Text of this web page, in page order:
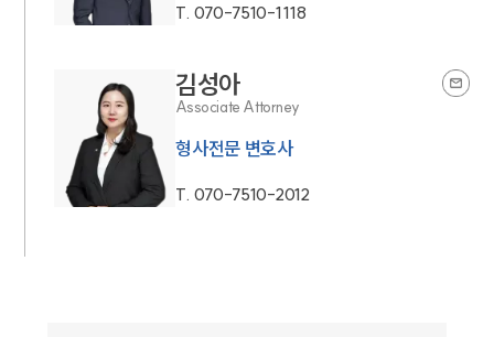
T. 070-7510-1118
김성아
Associate Attorney
형사전문 변호사
T. 070-7510-2012